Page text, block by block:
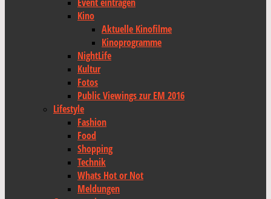
Kino
Aktuelle Kinofilme
Kinoprogramme
NightLife
Kultur
Fotos
Public Viewings zur EM 2016
Lifestyle
Fashion
Food
Shopping
Technik
Whats Hot or Not
Meldungen